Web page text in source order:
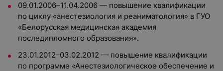
09.01.2006–11.04.2006 — повышение квалификации
по циклу «анестезиология и реаниматология» в ГУО
«Белорусская медицинская академия
последипломного образования».
23.01.2012–03.02.2012 — повышение квалификации
по программе «Анестезиологическое обеспечение и